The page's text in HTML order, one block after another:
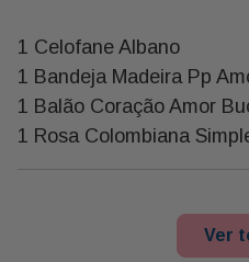
1 Celofane Albano
1 Bandeja Madeira Pp
1 Balão Coração Amor
1 Rosa Colombiana
Ver